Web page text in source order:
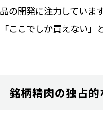
品の開発に注力していま
「ここでしか買えない」
銘柄精肉の独占